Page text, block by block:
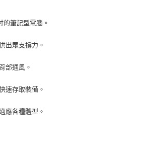
的筆記型電腦。
出眾支撐力。
部通風。
速存取裝備。
應各種體型。